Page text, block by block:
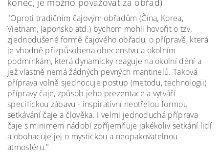
"Oproti tradičním čajovým obřadům (Čína, Korea,
Vietnam, Japonsko atd.) bychom mohli hovořit o tzv.
zjednodušené formě čajového obřadu, o přípravě, která
je vhodně přizpůsobena obecenstvu a okolním
podmínkám, která dynamicky reaguje na okolní dění a
jež vlastně nemá žádných pevných mantinelů. Taková
příprava volně sjednocuje postup (metodu, technologii)
přípravy čaje, způsob jeho prezentace a vytváří
specifickou zábavu - inspirativní neotřelou formou
setkávání čaje a člověka. I velmi jednoduchá příprava
čaje s minimem nádobí zpříjemňuje jakékoliv setkání lidí
a obohacuje jej o mystickou a neopakovatelnou
atmosféru."